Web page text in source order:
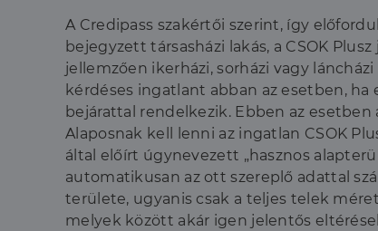
A Credipass szakértői szerint, így
bejegyzett társasházi lakás, a CSOK
jellemzően ikerházi, sorházi vagy
kérdéses ingatlant abban az esetben,
bejárattal rendelkezik. Ebben az
Alaposnak kell lenni az ingatlan CSOK
által előírt úgynevezett „hasznos
automatikusan az ott szereplő adattal
területe, ugyanis csak a teljes telek
melyek között akár igen jelentős